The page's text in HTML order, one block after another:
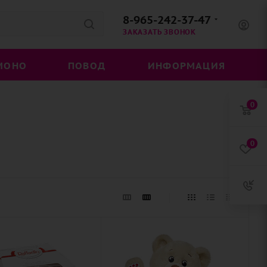
8-965-242-37-47
ЗАКАЗАТЬ ЗВОНОК
ПОВОД ИНФОРМАЦИЯ
Количество
0
0